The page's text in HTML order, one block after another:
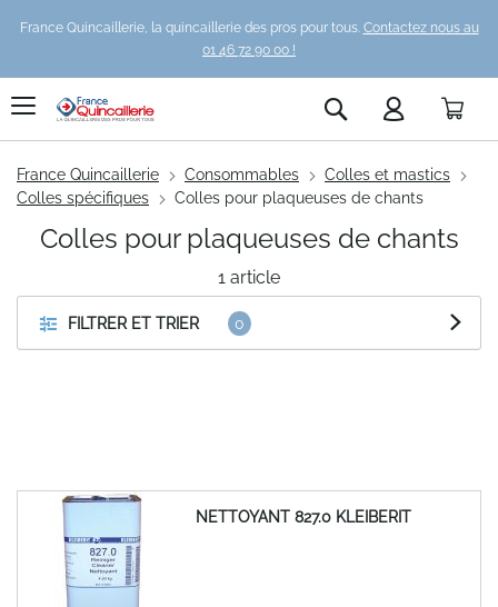
France Quincaillerie, la quincaillerie des pros pour tous. Contactez nous au
01 46 72 90 00 !
Rechercher
France Quincaillerie Consommables
Colles et mastics
Colles spécifiques
Colles pour plaqueuses de chants
FILTRER ET TRIER
1 article
Colles pour plaqueuses de chants
NETTOYANT 827.0 KLEIBERIT